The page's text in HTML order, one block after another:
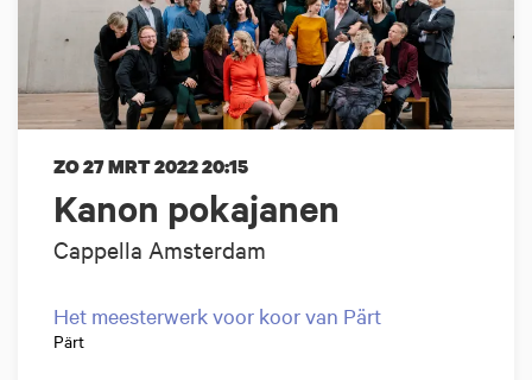
Kanon pokajanen
Cappella Amsterdam
ZO 27 MRT 202220:15
Het meesterwerk voor koor van Pärt
Pärt